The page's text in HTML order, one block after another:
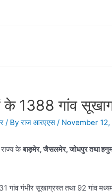
के 1388 गांव
/ Byराज आरएएस / November 12,
केबाड़मेर, जैसलमेर, जोधपुर तथा
गांव गंभीर सूखाग्रस्त तथा 92 गांव